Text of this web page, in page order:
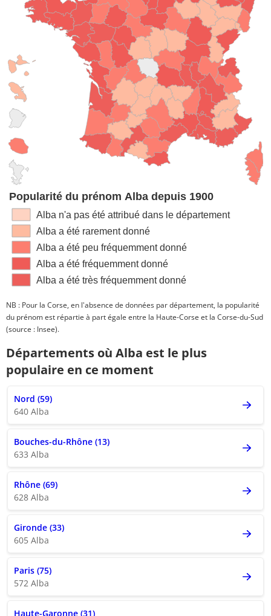
Popularité du prénom Alba depuis 1900
Alba n'a pas été attribué dans le département
Alba a été rarement donné
Alba a été peu fréquemment donné
Alba a été fréquemment donné
Alba a été très fréquemment donné
NB : Pour la Corse, en l'absence de données par département, la popularité
du prénom est répartie à part égale entre la Haute-Corse et la Corse-du-Sud
(source : Insee).
Départements où Alba est le plus
populaire en ce moment
Nord (59)
640 Alba
Bouches-du-Rhône (13)
633 Alba
Rhône (69)
628 Alba
Gironde (33)
605 Alba
Paris (75)
572 Alba
Haute-Garonne (31)